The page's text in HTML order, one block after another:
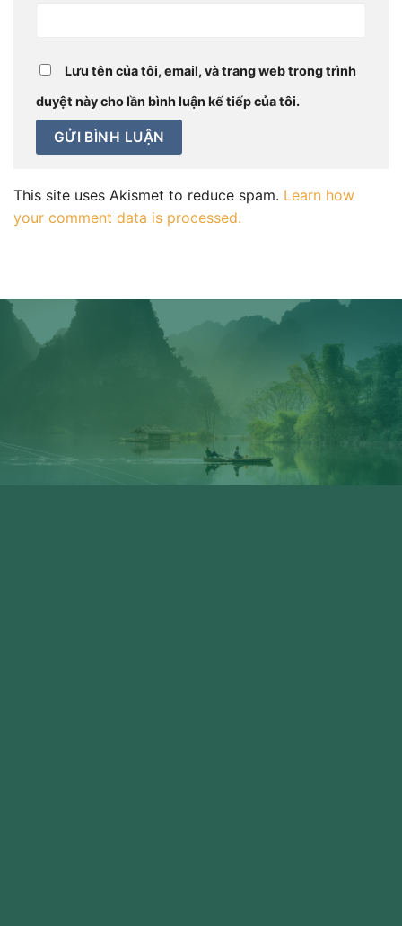
Lưu tên của tôi, email, và trang web trong trình
duyệt này cho lần bình luận kế tiếp của tôi.
This site uses Akismet to reduce spam. Learn how
your comment data is processed.